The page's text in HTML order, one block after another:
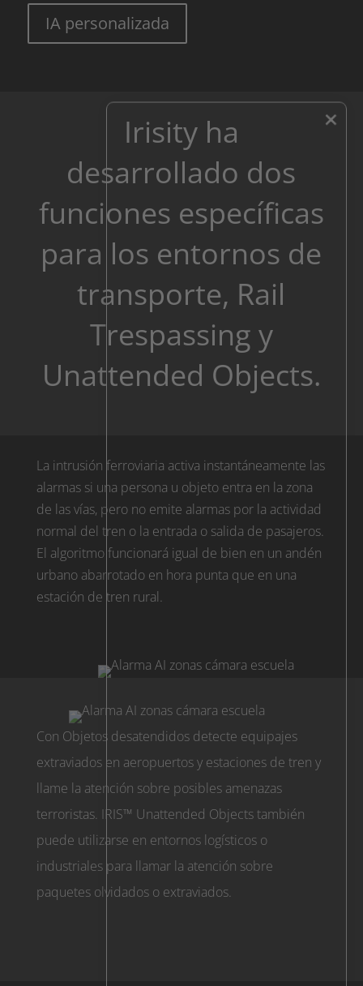
IA personalizada
Irisity ha
desarrollado dos
funciones específicas
para los entornos de
transporte, Rail
Trespassing y
Unattended Objects.
La intrusión ferroviaria activa instantáneamente las
alarmas si una persona u objeto entra en la zona
de las vías, pero no emite alarmas por la actividad
normal del tren o la entrada o salida de pasajeros.
El algoritmo funcionará igual de bien en un andén
urbano abarrotado en hora punta que en una
estación de tren rural.
Con Objetos desatendidos detecte equipajes
extraviados en aeropuertos y estaciones de tren y
llame la atención sobre posibles amenazas
terroristas. IRIS™ Unattended Objects también
puede utilizarse en entornos logísticos o
industriales para llamar la atención sobre
paquetes olvidados o extraviados.
×